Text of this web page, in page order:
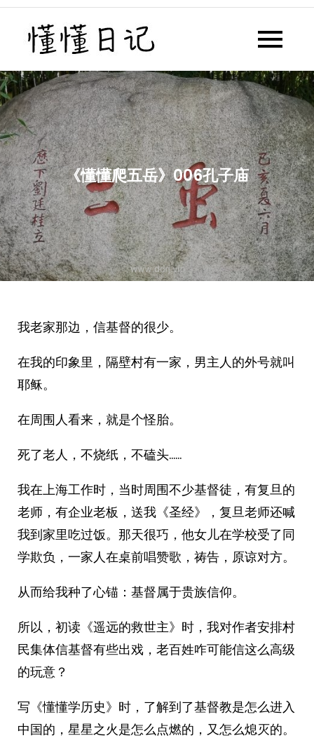
Skip
content
懂懂日记网每天同步更新懂懂学
《懂懂爬五岳》006孔子庙
我老家那边，信基督的很少。
在我的印象里，隔壁村有一家，男主人的外号就叫
耶稣。
在周围人看来，就是个怪胎。
死了老人，不烧纸，不磕头……
我在上海工作时，当时周围不少基督徒，有复旦的
老师，有企业老板，送我《圣经》，复旦老师还喊
我到家里吃过饭。那天很巧，他女儿在学校受了同
学欺负，一家人在桌前唱赞歌，祷告，原谅对方。
从而给我种了心锚：基督属于贵族信仰。
所以，初读《遥远的救世主》时，我对作者安排村
民集体信基督有些出戏，老百姓咋可能信这么高级
的玩意？
写《懂懂学历史》时，了解到了基督教是怎么进入
中国的，星星之火是怎么点燃的，又怎么熄灭的。